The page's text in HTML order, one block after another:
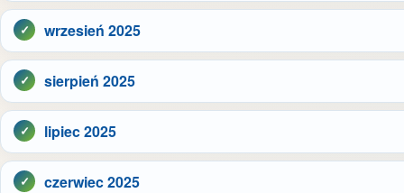
wrzesień 2025
sierpień 2025
lipiec 2025
czerwiec 2025